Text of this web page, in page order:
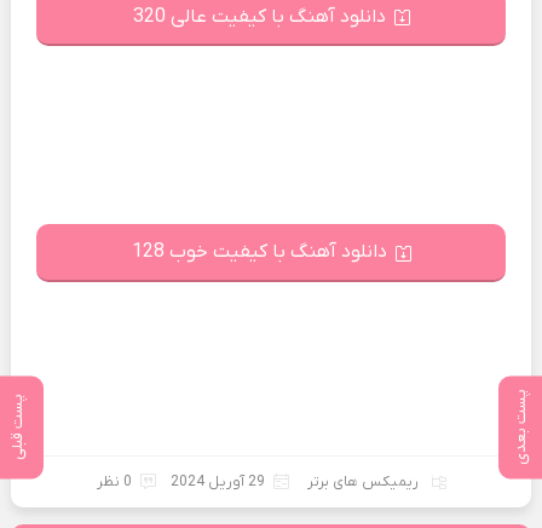
پست بعدی پست قبلی
دانلود آهنگ با کیفیت عالی 320
دانلود آهنگ با کیفیت خوب 128
ریمیکس های برتر 29 آوریل 2024 0 نظر